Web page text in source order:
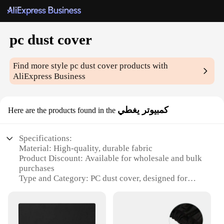
pc dust cover
Find more stylepc dust cover products with
AliExpress Business
Here are the products found in the كمبيوتر يغطي
Specifications:
Material: High-quality, durable fabric
Product Discount: Available for wholesale and bulk
purchases
Type and Category: PC dust cover, designed for
Usage and Purpose: Protects your computer from